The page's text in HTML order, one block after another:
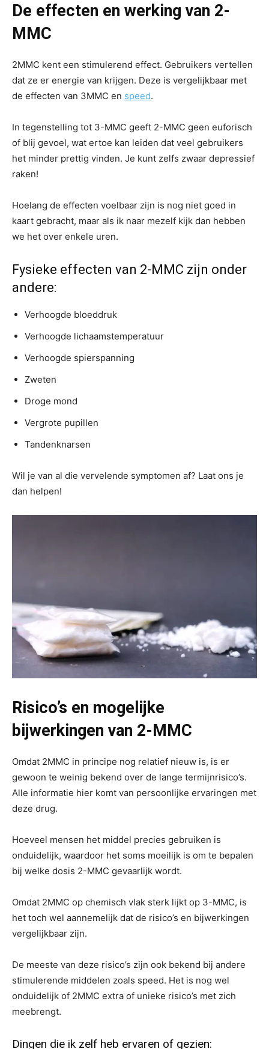
De effecten en werking van 2-
MMC
2MMC kent een stimulerend effect. Gebruikers vertellen
dat ze er energie van krijgen. Deze is vergelijkbaar met
de effecten van 3MMC en speed.
In tegenstelling tot 3-MMC geeft 2-MMC geen euforisch
of blij gevoel, wat ertoe kan leiden dat veel gebruikers
het minder prettig vinden. Je kunt zelfs zwaar depressief
raken!
Hoelang de effecten voelbaar zijn is nog niet goed in
kaart gebracht, maar als ik naar mezelf kijk dan hebben
we het over enkele uren.
Fysieke effecten van 2-MMC zijn onder
andere:
Verhoogde bloeddruk
Verhoogde lichaamstemperatuur
Verhoogde spierspanning
Zweten
Droge mond
Vergrote pupillen
Tandenknarsen
Wil je van al die vervelende symptomen af? Laat ons je
dan helpen!
Risico’s en mogelijke
bijwerkingen van 2-MMC
Omdat 2MMC in principe nog relatief nieuw is, is er
gewoon te weinig bekend over de lange termijnrisico’s.
Alle informatie hier komt van persoonlijke ervaringen met
deze drug.
Hoeveel mensen het middel precies gebruiken is
onduidelijk, waardoor het soms moeilijk is om te bepalen
bij welke dosis 2-MMC gevaarlijk wordt.
Omdat 2MMC op chemisch vlak sterk lijkt op 3-MMC, is
het toch wel aannemelijk dat de risico’s en bijwerkingen
vergelijkbaar zijn.
De meeste van deze risico’s zijn ook bekend bij andere
stimulerende middelen zoals speed. Het is nog wel
onduidelijk of 2MMC extra of unieke risico’s met zich
meebrengt.
Dingen die ik zelf heb ervaren of gezien: